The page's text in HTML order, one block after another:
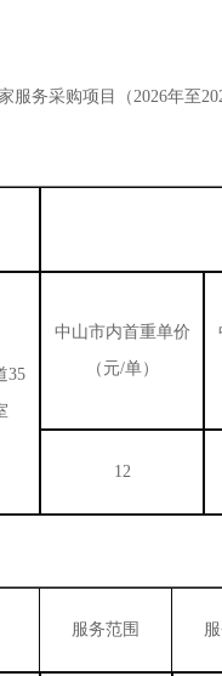
服务采购项目（2026年至
35
中山市内首重单价
（元/单）
12
服务范围